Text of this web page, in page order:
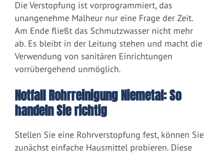
Die Verstopfung ist vorprogrammiert, das
unangenehme Malheur nur eine Frage der Zeit.
Am Ende fließt das Schmutzwasser nicht mehr
ab. Es bleibt in der Leitung stehen und macht die
Verwendung von sanitären Einrichtungen
vorrübergehend unmöglich.
Notfall Rohrreinigung Niemetal: So
handeln Sie richtig
Stellen Sie eine Rohrverstopfung fest, können Sie
zunächst einfache Hausmittel probieren. Diese